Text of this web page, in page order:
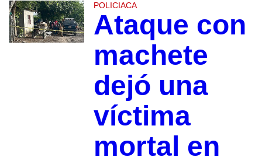
POLICIACA
Ataque con
machete
dejó una
víctima
mortal en